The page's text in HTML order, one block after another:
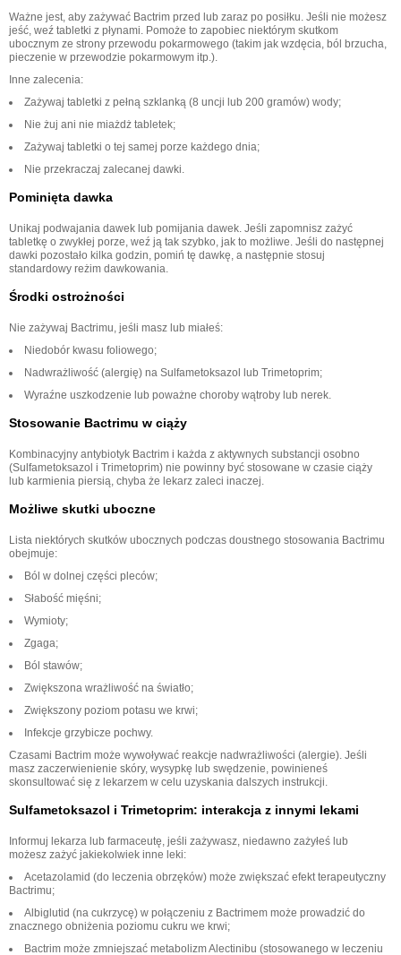
Ważne jest, aby zażywać Bactrim przed lub zaraz po posiłku. Jeśli nie możesz
jeść, weź tabletki z płynami. Pomoże to zapobiec niektórym skutkom
ubocznym ze strony przewodu pokarmowego (takim jak wzdęcia, ból brzucha,
pieczenie w przewodzie pokarmowym itp.).
Inne zalecenia:
Zażywaj tabletki z pełną szklanką (8 uncji lub 200 gramów) wody;
Nie żuj ani nie miażdż tabletek;
Zażywaj tabletki o tej samej porze każdego dnia;
Nie przekraczaj zalecanej dawki.
Pominięta dawka
Unikaj podwajania dawek lub pomijania dawek. Jeśli zapomnisz zażyć
tabletkę o zwykłej porze, weź ją tak szybko, jak to możliwe. Jeśli do następnej
dawki pozostało kilka godzin, pomiń tę dawkę, a następnie stosuj
standardowy reżim dawkowania.
Środki ostrożności
Nie zażywaj Bactrimu, jeśli masz lub miałeś:
Niedobór kwasu foliowego;
Nadwrażliwość (alergię) na Sulfametoksazol lub Trimetoprim;
Wyraźne uszkodzenie lub poważne choroby wątroby lub nerek.
Stosowanie Bactrimu w ciąży
Kombinacyjny antybiotyk Bactrim i każda z aktywnych substancji osobno
(Sulfametoksazol i Trimetoprim) nie powinny być stosowane w czasie ciąży
lub karmienia piersią, chyba że lekarz zaleci inaczej.
Możliwe skutki uboczne
Lista niektórych skutków ubocznych podczas doustnego stosowania Bactrimu
obejmuje:
Ból w dolnej części pleców;
Słabość mięśni;
Wymioty;
Zgaga;
Ból stawów;
Zwiększona wrażliwość na światło;
Zwiększony poziom potasu we krwi;
Infekcje grzybicze pochwy.
Czasami Bactrim może wywoływać reakcje nadwrażliwości (alergie). Jeśli
masz zaczerwienienie skóry, wysypkę lub swędzenie, powinieneś
skonsultować się z lekarzem w celu uzyskania dalszych instrukcji.
Sulfametoksazol i Trimetoprim: interakcja z innymi lekami
Informuj lekarza lub farmaceutę, jeśli zażywasz, niedawno zażyłeś lub
możesz zażyć jakiekolwiek inne leki:
Acetazolamid (do leczenia obrzęków) może zwiększać efekt terapeutyczny
Bactrimu;
Albiglutid (na cukrzycę) w połączeniu z Bactrimem może prowadzić do
znacznego obniżenia poziomu cukru we krwi;
Bactrim może zmniejszać metabolizm Alectinibu (stosowanego w leczeniu